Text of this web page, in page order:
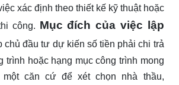
xác định theo thiết kế kỹ thuật hoặc
công. Mục đích của việc lập
chủ đầu tư dự kiến số tiền phải chi trả
trình hoặc hạng mục công trình mong
một căn cứ để xét chọn nhà thầu,